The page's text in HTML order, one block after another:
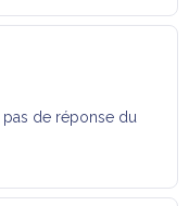
de réponse du